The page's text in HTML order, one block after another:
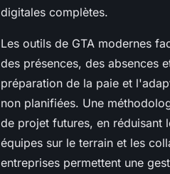
digitales complètes.
Les outils de GTA modernes
des présences, des absences
préparation de la paie et
non planifiées. Une
de projet futures, en réduisant
équipes sur le terrain et les
entreprises permettent une